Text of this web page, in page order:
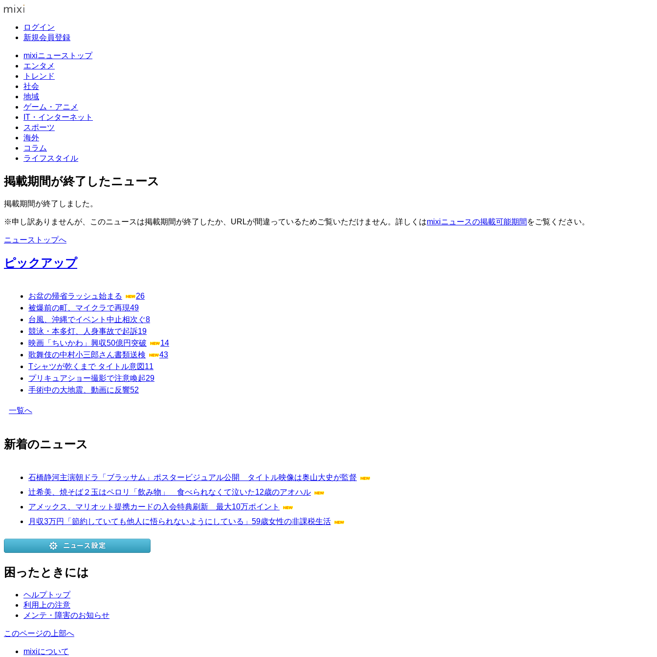
ログイン
新規会員登録
mixiニューストップ
エンタメ
トレンド
社会
地域
ゲーム・アニメ
IT・インターネット
スポーツ
海外
コラム
ライフスタイル
掲載期間が終了したニュース
掲載期間が終了しました。
※申し訳ありませんが、このニュースは掲載期間が終了したか、URLが間違っているためご覧いただけません。詳しくはmixiニュースの掲載可能期間 をご覧ください。
ニューストップへ
ピックアップ
お盆の帰省ラッシュ始まる
26
被爆前の町、マイクラで再現49
台風、沖縄でイベント中止相次ぐ8
競泳・本多灯、人身事故で起訴19
映画「ちいかわ」興収50億円突破
14
歌舞伎の中村小三郎さん書類送検
43
Tシャツが乾くまで タイトル意図 11
プリキュアショー撮影で注意喚起29
手術中の大地震、動画に反響52
一覧へ
新着のニュース
石橋静河主演朝ドラ「ブラッサム」ポスタービジュアル公開 タイトル映像は奥山大史が監督
辻希美、焼そば２玉はペロリ「飲み物」 食べられなくて泣いた12歳のアオハル
アメックス、マリオット提携カードの入会特典刷新 最大10万ポイント
月収3万円「節約していても他人に悟られないようにしている」59歳女性の非課税生活
困ったときには
ヘルプトップ
利用上の注意
メンテ・障害のお知らせ
このページの上部へ
mixiについて